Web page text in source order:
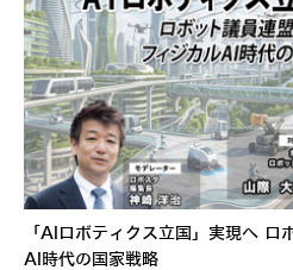
「AIロボティクス立国」実現へ ロ
AI時代の国家戦略